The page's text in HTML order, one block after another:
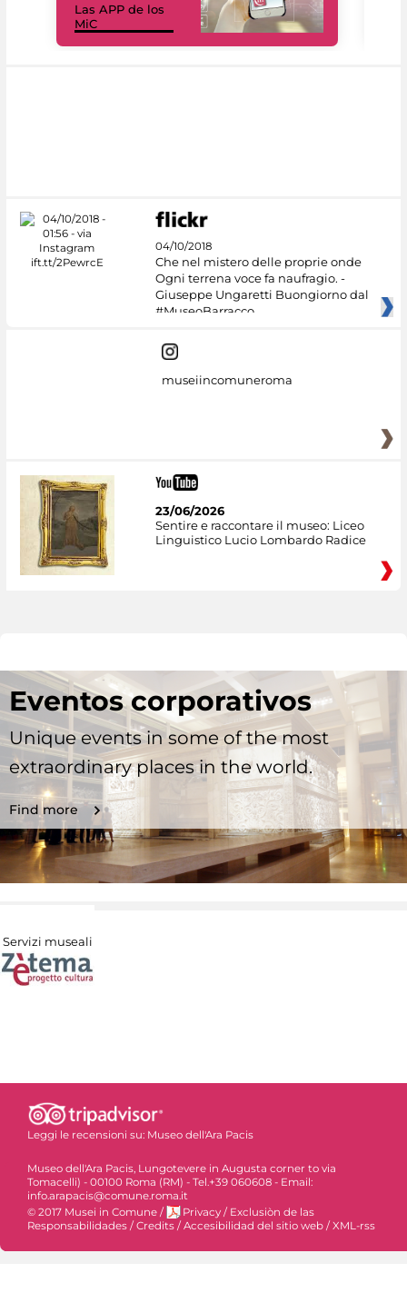
Las APP de los
MiC
04/10/2018
Che nel mistero delle proprie onde
Ogni terrena voce fa naufragio. -
Giuseppe Ungaretti Buongiorno dal
#MuseoBarracco
museiincomuneroma
23/06/2026
Sentire e raccontare il museo: Liceo
Linguistico Lucio Lombardo Radice
Eventos corporativos
Unique events in some of the most
extraordinary places in the world.
Find more
Servizi museali
Leggi le recensioni su: Museo dell'Ara Pacis
Museo dell'Ara Pacis, Lungotevere in Augusta corner to via
Tomacelli) - 00100 Roma (RM) - Tel.+39 060608 - Email:
info.arapacis@comune.roma.it
© 2017 Musei in Comune / Privacy / Exclusiòn de las
Responsabilidades / Credits / Accesibilidad del sitio web / XML-rss